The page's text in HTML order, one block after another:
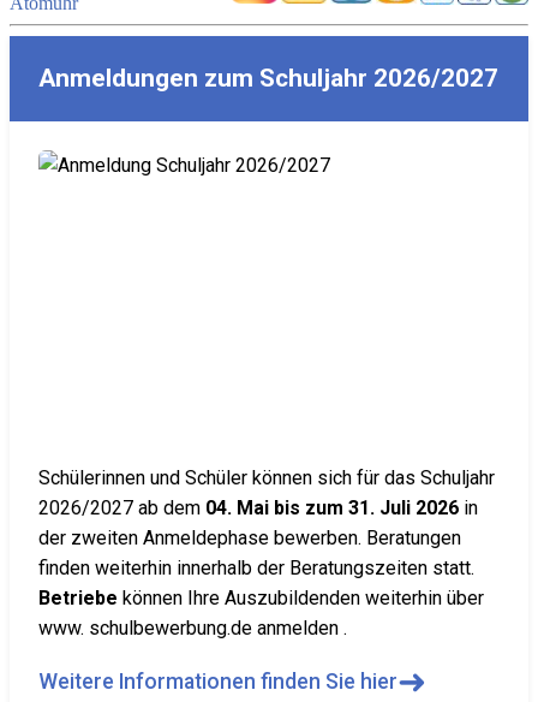
Anmeldungen zum Schuljahr 2026/2027
Schülerinnen und Schüler können sich für das Schuljahr
2026/2027 ab dem 04. Mai bis zum 31. Juli 2026 in
der zweiten Anmeldephase bewerben. Beratungen
finden weiterhin innerhalb der Beratungszeiten statt.
Betriebe können Ihre Auszubildenden weiterhin über
www. schulbewerbung.de anmelden .
Weitere Informationen finden Sie hier➜